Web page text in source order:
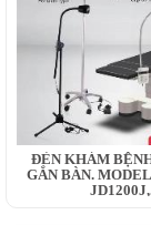
ĐÈN KHÁM
GẮN BÀN.